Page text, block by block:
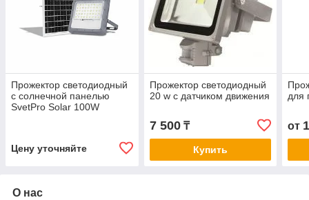
Прожектор светодиодный
с солнечной панелью
SvetPro Solar 100W
Цену уточняйте
Прожектор светодиодный
20 w с датчиком движения
7 500₸
Купить
для
от
О нас